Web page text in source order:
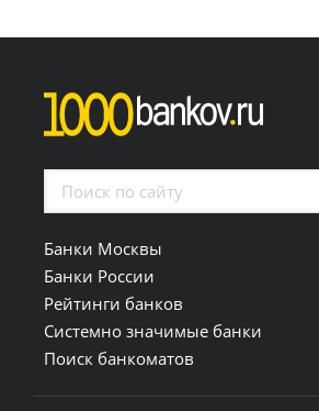
Банки Москвы
Банки России
Рейтинги банков
Системно значимые банки
Поиск банкоматов